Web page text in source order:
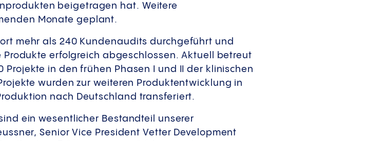
beigetragen hat. Weitere
Monate geplant.
mehr als 240 Kundenaudits durchgeführt und
erfolgreich abgeschlossen. Aktuell betreut
Projekte in den frühen Phasen I und II der klinischen
wurden zur weiteren Produktentwicklung in
nach Deutschland transferiert.
ein wesentlicher Bestandteil unserer
Senior Vice President Vetter Development